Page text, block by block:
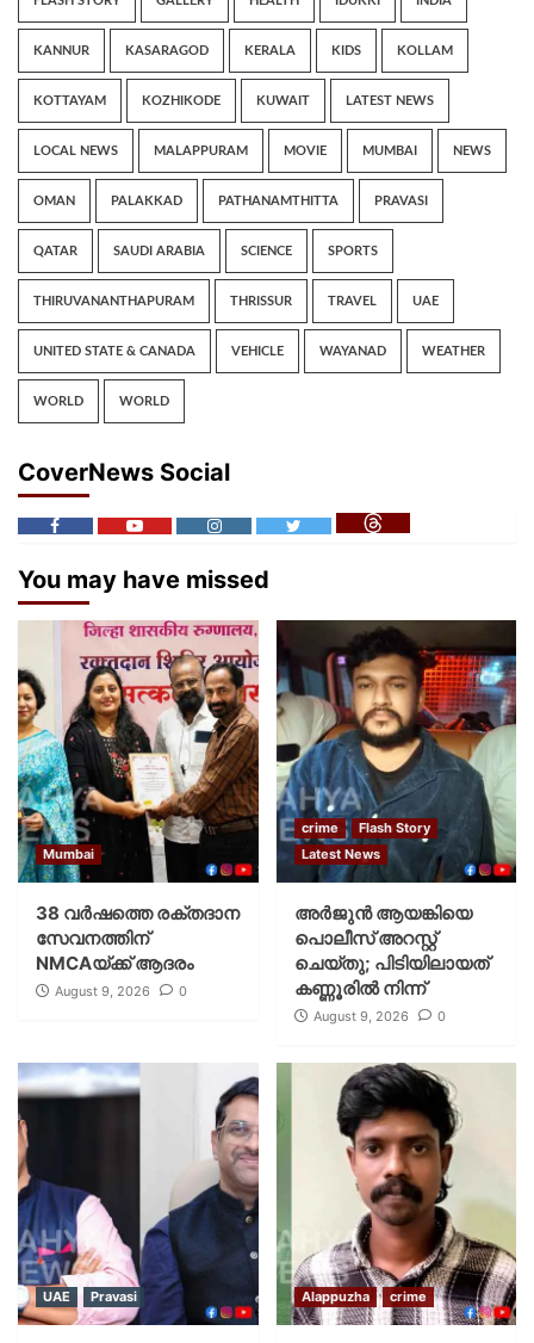
KANNUR KASARAGOD KERALA KIDS KOLLAM
KOTTAYAM KOZHIKODE KUWAIT LATEST NEWS
LOCAL NEWS MALAPPURAM MOVIE MUMBAI NEWS
OMAN PALAKKAD PATHANAMTHITTA PRAVASI
QATAR SAUDI ARABIA SCIENCE SPORTS
THIRUVANANTHAPURAM THRISSUR TRAVEL UAE
UNITED STATE & CANADA VEHICLE WAYANAD WEATHER
WORLD WORLD
CoverNews Social
You may have missed
Mumbai
38 വർഷത്തെ രക്തദാന
സേവനത്തിന്
NMCAയ്ക്ക് ആദരം
August 9, 2026 0
crime
Flash Story
Latest News
അർജുൻ ആയങ്കിയെ
പൊലീസ് അറസ്റ്റ്
ചെയ്‌തു; പിടിയിലായത്
കണ്ണൂരിൽ നിന്ന്
August 9, 2026 0
UAE Pravasi Alappuzha crime